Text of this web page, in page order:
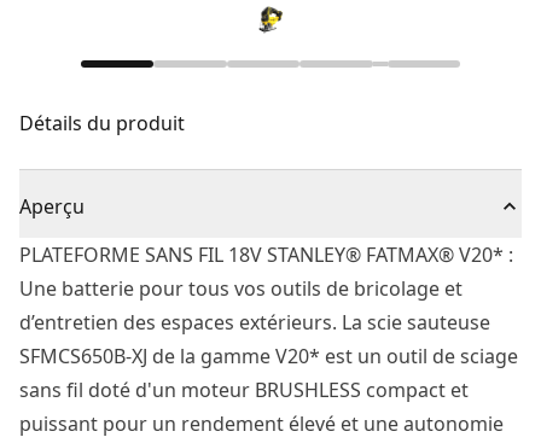
Détails du produit
Aperçu
PLATEFORME SANS FIL 18V STANLEY® FATMAX® V20* :
Une batterie pour tous vos outils de bricolage et
d’entretien des espaces extérieurs. La scie sauteuse
SFMCS650B-XJ de la gamme V20* est un outil de sciage
sans fil doté d'un moteur BRUSHLESS compact et
puissant pour un rendement élevé et une autonomie